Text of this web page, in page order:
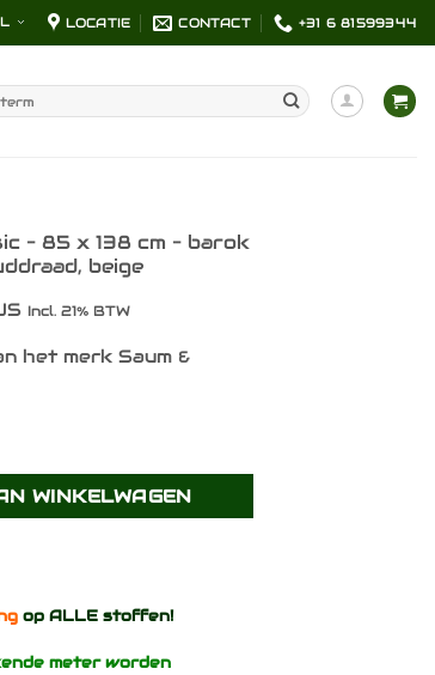
LOCATIE CONTACT +31 6 81599344
– 85 x 138 cm – barok
beige
Incl. 21% BTW
het merk Saum &
WINKELWAGEN
op ALLE stoffen!
meter worden